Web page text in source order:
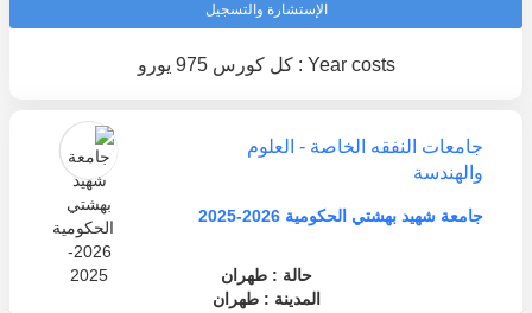
الإستشارة والتسجيل
Year costs : كل كورس 975 يورو
جامعات النفقه الخاصة - العلوم
والهندسة
جامعة شهيد بهشتي الحكومية 2026-2025
حالة : طهران
المدينة : طهران